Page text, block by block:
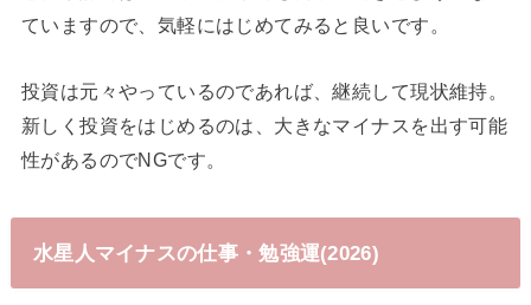
ていますので、気軽にはじめてみると良いです。
投資は元々やっているのであれば、継続して現状維持。
新しく投資をはじめるのは、大きなマイナスを出す可能
性があるのでNGです。
水星人マイナスの仕事・勉強運(2026)